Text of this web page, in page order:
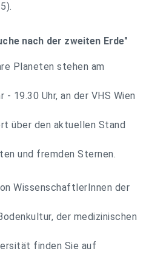
nach der zweiten Erde"
Planeten stehen am
- 19.30 Uhr, an der VHS Wien
über den aktuellen Stand
und fremden Sternen.
WissenschaftlerInnen der
der medizinischen
finden Sie auf